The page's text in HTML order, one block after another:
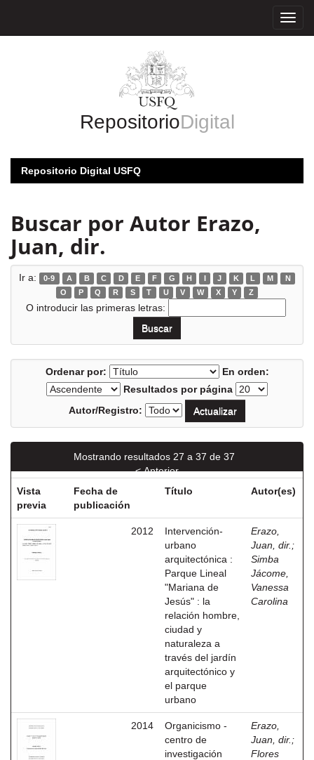
RepositorioDigital
Repositorio Digital USFQ
Buscar por Autor Erazo,
Juan, dir.
Ir a: 0-9 A B C D E F G H I J K L M
N
O
P Q R S T U V W X Y Z
O introducir las primeras letras:
Ordenar por:
En orden:
Resultados por página
Autor/Registro:
Mostrando resultados 27 a 37 de 37
< Anterior
Vista
previa
Fecha de
publicación
Título Autor(es)
2012
Intervención-
urbano
arquitectónica :
Parque Lineal
"Mariana de
Jesús" : la
relación hombre,
ciudad y
naturaleza a
través del jardín
arquitectónico y
el parque
urbano
Erazo,
Juan, dir. ;
Simba
Jácome,
Vanessa
Carolina
2014
Organicismo -
centro de
investigación
Erazo,
Juan, dir. ;
Flores